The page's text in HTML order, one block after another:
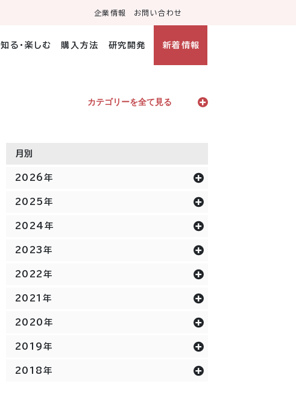
企業情報 お問い合わせ
知る・楽しむ 購入方法 研究開発 新着情報
カテゴリーを全て見る
月別
2026年
2025年
2024年
2023年
2022年
2021年
2020年
2019年
2018年